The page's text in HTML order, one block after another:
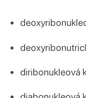
diribonukleová